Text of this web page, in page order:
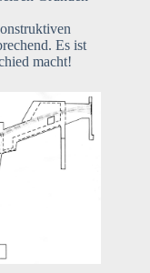
Es ist
macht!